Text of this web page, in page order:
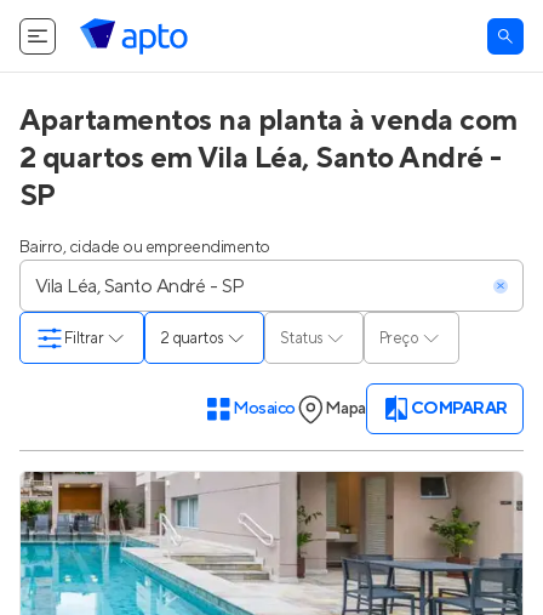
Apartamentos na planta à venda com
2 quartos em Vila Léa, Santo André -
SP
Bairro, cidade ou empreendimento
2 quartos Status Preço
Filtrar
Mosaico Mapa COMPARAR